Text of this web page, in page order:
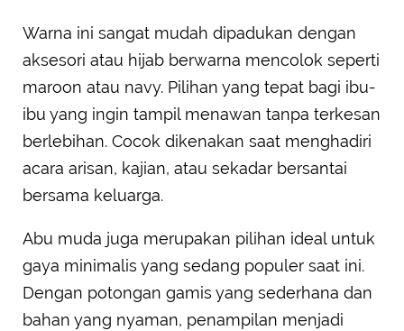
Warna ini sangat mudah dipadukan dengan
aksesori atau hijab berwarna mencolok seperti
maroon atau navy. Pilihan yang tepat bagi ibu-
ibu yang ingin tampil menawan tanpa terkesan
berlebihan. Cocok dikenakan saat menghadiri
acara arisan, kajian, atau sekadar bersantai
bersama keluarga.
Abu muda juga merupakan pilihan ideal untuk
gaya minimalis yang sedang populer saat ini.
Dengan potongan gamis yang sederhana dan
bahan yang nyaman, penampilan menjadi